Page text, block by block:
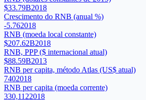
$33.79B2018
Crescimento do RNB (anual %)
-5.762018
RNB (moeda local constante)
$207.62B2018
RNB, PPP ($ internacional atual)
$88.59B2013
RNB per capita, método Atlas (US$ atual)
7402018
RNB per capita (moeda corrente)
330,1122018